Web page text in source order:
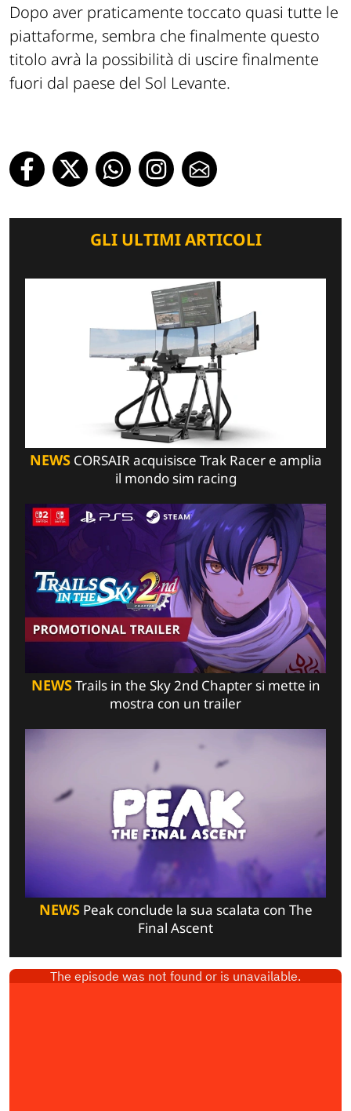
Dopo aver praticamente toccato quasi tutte le
piattaforme, sembra che finalmente questo
titolo avrà la possibilità di uscire finalmente
fuori dal paese del Sol Levante.
GLI ULTIMI ARTICOLI
NEWSCORSAIR acquisisce Trak Racer e amplia
il mondo sim racing
NEWSTrails in the Sky 2nd Chapter si mette in
mostra con un trailer
NEWSPeak conclude la sua scalata con The
Final Ascent